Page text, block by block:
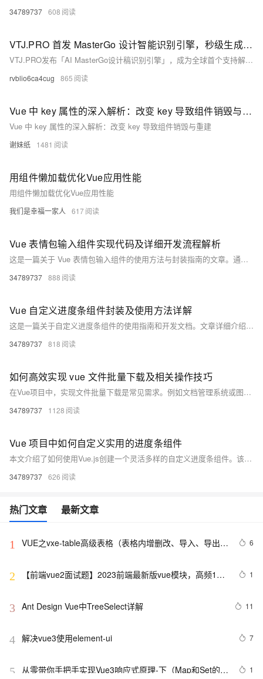
34789737 608
VTJ.PRO 首发 MasterGo 设计智能识别引擎，秒级生成 Vue 代码
VTJ.PRO发布「AI MasterGo设计稿识别引擎」，成为全球首个支持解析MasterGo原生JSON文件并自动生成Vue组件的AI工具。通过双引擎架构，实现设计到代码全流程自动化，效率提升300%，助力企业降本增效，引领“设计即生产”新时代。
rvblio6ca4cug 865
Vue 中 key 属性的深入解析：改变 key 导致组件销毁与重建
Vue 中 key 属性的深入解析：改变 key 导致组件销毁与重建
谢妹纸 1481
用组件懒加载优化Vue应用性能
用组件懒加载优化Vue应用性能
我们是幸福一家人 617
Vue 表情包输入组件实现代码及详细开发流程解析
这是一篇关于 Vue 表情包输入组件的使用方法与封装指南的文章。通过安装依赖、全局注册和局部使用，可以快速集成表情包功能到 Vue 项目中。文章还详细介绍了组件的封装实现、高级配置（如自定义表情列表、主题定制、动画效果和懒加载）以及完整集成示例。开发者可根据需求扩展功能，例如 GIF 搜索或自定义表情上传，提升用户体验。资源链接提供进一步学习材料。
34789737 888
Vue 自定义进度条组件封装及使用方法详解
这是一篇关于自定义进度条组件的使用指南和开发文档。文章详细介绍了如何在Vue项目中引入、注册并使用该组件，包括基础与高级示例。组件支持分段配置（如颜色、文本）、动画效果及超出进度提示等功能。同时提供了完整的代码实现，支持全局注册，并提出了优化建议，如主题支持、响应式设计等，帮助开发者更灵活地集成和定制进度条组件。资源链接已提供，适合前端开发者参考学习。
34789737 818
如何高效实现 vue 文件批量下载及相关操作技巧
在Vue项目中，实现文件批量下载是常见需求。例如文档管理系统或图片库应用中，用户可能需要一次性下载多个文件。本文介绍了三种技术方案：1) 使用`file-saver`和`jszip`插件在前端打包文件为ZIP并下载；2) 借助后端接口完成文件压缩与传输；3) 使用`StreamSaver`解决大文件下载问题。同时，通过在线教育平台的实例详细说明了前后端的具体实现步骤，帮助开发者根据项目需求选择合适方案。
34789737 1128
Vue 项目中如何自定义实用的进度条组件
本文介绍了如何使用Vue.js创建一个灵活多样的自定义进度条组件。该组件可接受进度段数据数组作为输入，动态渲染进度段，支持动画效果和内容展示。当进度超出总长时，超出部分将以红色填充。文章详细描述了组件的设计目标、实现步骤（包括props定义、宽度计算、模板渲染、动画处理及超出部分的显示），并提供了使用示例。通过此组件，开发者可根据项目需求灵活展示进度情况，优化用户体验。资源地址：[https://pan.quark.cn/s/35324205c62b](https://pan.quark.cn/s/35324205c62b)。
34789737 626
热门文章 最新文章
1
VUE之vxe-table高级表格（表格内增删改、导入、导出、
6
2
【前端vue2面试题】2023前端最新版vue模块，高频17
1
3 Ant Design Vue中TreeSelect详解 11
4 解决vue3使用element-ui 7
5
从零带你手把手实现Vue3响应式原理-下（Map和Set的处
1